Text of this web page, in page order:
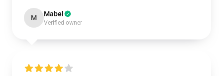
M Mabel
Verified owner